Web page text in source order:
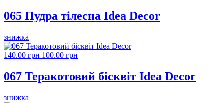
065 Пудра тілесна Idea Decor
знижка
140.00 грн 100.00 грн
067 Теракотовий бісквіт Idea Decor
знижка